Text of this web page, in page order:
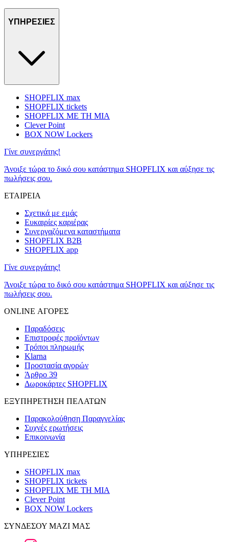
ΥΠΗΡΕΣΙΕΣ
SHOPFLIX max
SHOPFLIX tickets
SHOPFLIX ΜΕ ΤΗ ΜΙΑ
Clever Point
BOX NOW Lockers
Γίνε συνεργάτης!
Άνοιξε τώρα το δικό σου κατάστημα SHOPFLIX και αύξησε τις
πωλήσεις σου.
ΕΤΑΙΡΕΙΑ
Σχετικά με εμάς
Ευκαιρίες καριέρας
Συνεργαζόμενα καταστήματα
SHOPFLIX B2B
SHOPFLIX app
Γίνε συνεργάτης!
Άνοιξε τώρα το δικό σου κατάστημα SHOPFLIX και αύξησε τις
πωλήσεις σου.
ONLINE ΑΓΟΡΕΣ
Παραδόσεις
Επιστροφές προϊόντων
Τρόποι πληρωμής
Klarna
Προστασία αγορών
Άρθρο 39
Δωροκάρτες SHOPFLIX
ΕΞΥΠΗΡΕΤΗΣΗ ΠΕΛΑΤΩΝ
Παρακολούθηση Παραγγελίας
Συχνές ερωτήσεις
Επικοινωνία
ΥΠΗΡΕΣΙΕΣ
SHOPFLIX max
SHOPFLIX tickets
SHOPFLIX ΜΕ ΤΗ ΜΙΑ
Clever Point
BOX NOW Lockers
ΣΥΝΔΕΣΟΥ ΜΑΖΙ ΜΑΣ